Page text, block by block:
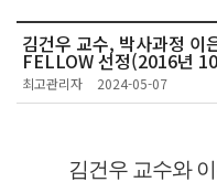
김건우 교수, 박사과정 이
FELLOW 선정(2016년
최고관리자 2024-05-07
김건우 교수와